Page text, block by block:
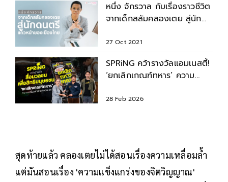
หนึ่ง จักรวาล กับเรื่องราวชีวิต
จากเด็กสลัมคลองเตย สู่นัก
27 Oct 2021
SPRiNG คว้ารางวัลแอมเนสตี้!
‘ยกเลิกเกณฑ์ทหาร’ ความ
28 Feb 2026
สุดท้ายแล้ว คลองเตยไม่ได้สอนเรื่องความเหลื่อมล้ำ
แต่มันสอนเรื่อง 'ความแข็งแกร่งของจิตวิญญาณ'